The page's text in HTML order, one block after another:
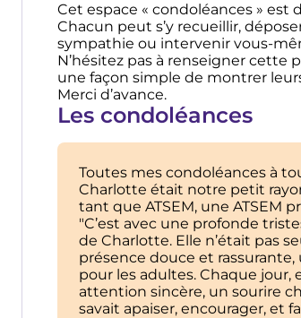
Cet espace « condoléances » est
Chacun peut s’y recueillir,
sympathie ou intervenir vous-
N’hésitez pas à renseigner cette
une façon simple de montrer
Merci d’avance.
Les condoléances
Toutes mes condoléances à
Charlotte était notre petit
tant que ATSEM, une ATSEM
"C’est avec une profonde
de Charlotte. Elle n’était pas
présence douce et
pour les adultes. Chaque jour,
attention sincère, un sourire
savait apaiser, encourager, et